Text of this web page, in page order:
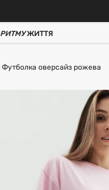
РИТМУЖИТТЯ
Футболка оверсайз рожева